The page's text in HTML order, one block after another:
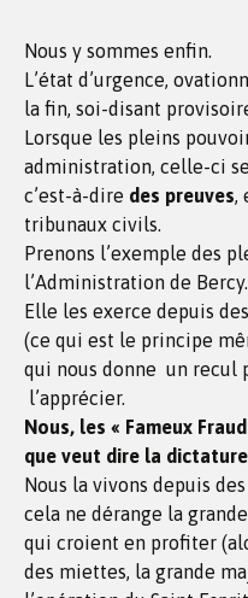
Nous y sommes enfin.
L’état d’urgence,
la fin, soi-disant
Lorsque les pleins
administration, celle-ci
c’est-à-dire des preuves,
tribunaux civils.
Prenons l’exemple des
l’Administration de Bercy.
Elle les exerce depuis
(ce qui est le principe
qui nous donne un recul
l’apprécier.
Nous, les « Fameux
que veut dire la
Nous la vivons depuis
cela ne dérange la
qui croient en profiter
des miettes, la grande